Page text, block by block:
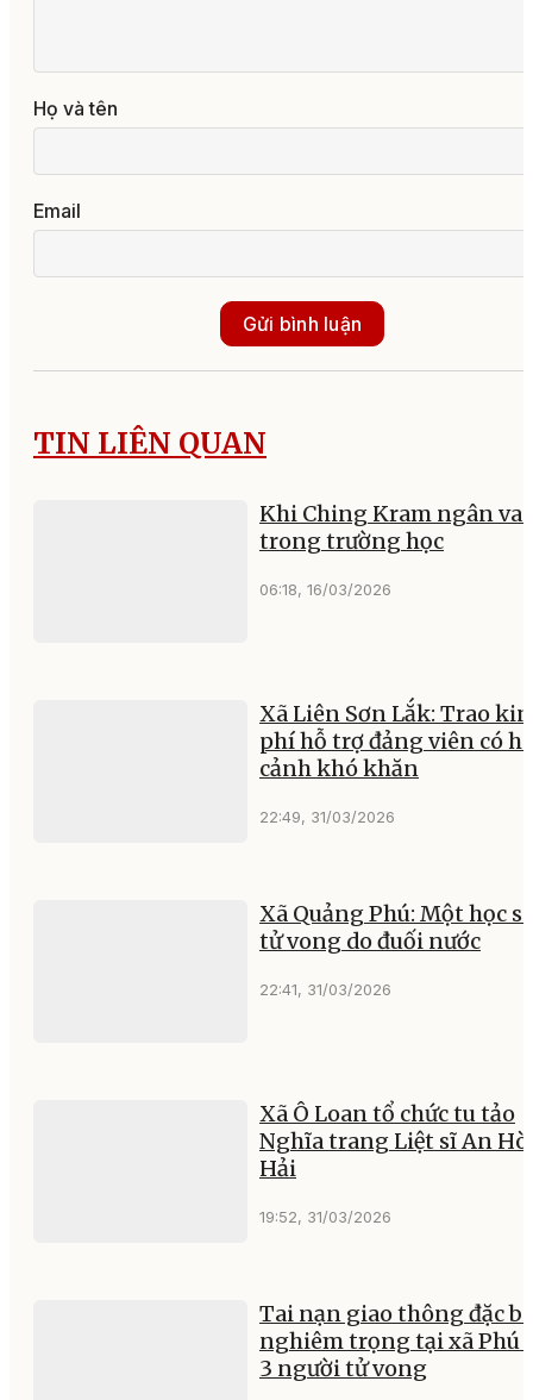
Họ và tên
Email
Gửi bình luận
TIN LIÊN QUAN
Khi Ching Kram ngân
trong trường học
06:18, 16/03/2026
Xã Liên Sơn Lắk: Trao
phí hỗ trợ đảng viên có
cảnh khó khăn
22:49, 31/03/2026
Xã Quảng Phú: Một học
tử vong do đuối nước
22:41, 31/03/2026
Xã Ô Loan tổ chức tu tảo
Nghĩa trang Liệt sĩ An
Hải
19:52, 31/03/2026
Tai nạn giao thông đặc
nghiêm trọng tại xã Phú
3 người tử vong